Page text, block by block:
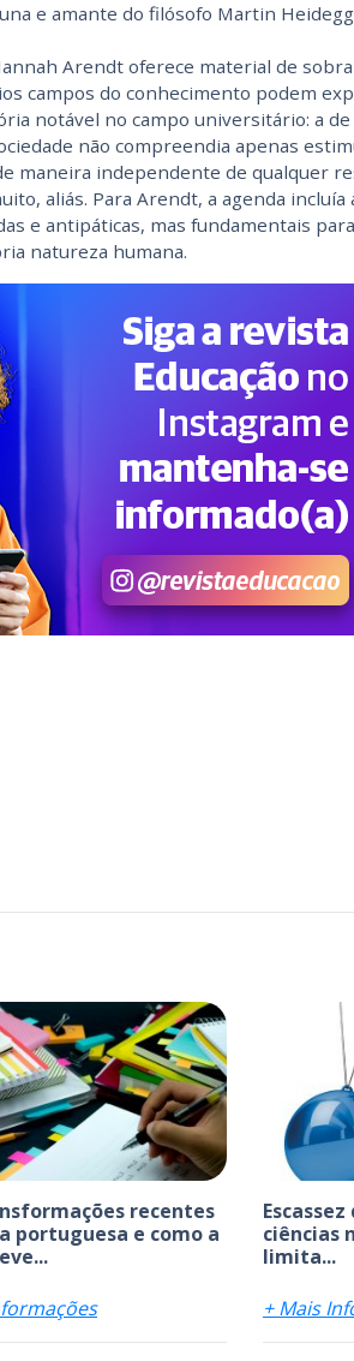
e amante do filósofo Martin
Arendt oferece material de
campos do conhecimento podem
notável no campo universitário: a de
não compreendia apenas
maneira independente de qualquer
aliás. Para Arendt­, a agenda incluía
e antipáticas, mas fundamentais
natureza humana.
recentes
portuguesa e como a
ciências
limita...
+ Mais